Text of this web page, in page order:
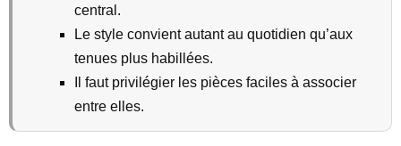
central.
Le style convient autant au quotidien qu’aux
tenues plus habillées.
Il faut privilégier les pièces faciles à associer
entre elles.